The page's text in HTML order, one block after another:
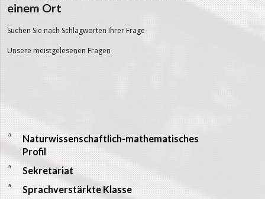
einem Ort
Suchen Sie nach Schlagworten Ihrer Frage
Unsere meistgelesenen Fragen
a
Naturwissenschaftlich-mathematisches
Profil
a Sekretariat
a Sprachverstärkte Klasse